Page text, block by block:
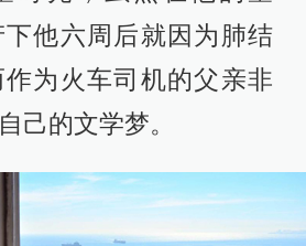
他六周后就因为肺结
为火车司机的父亲非
己的文学梦。